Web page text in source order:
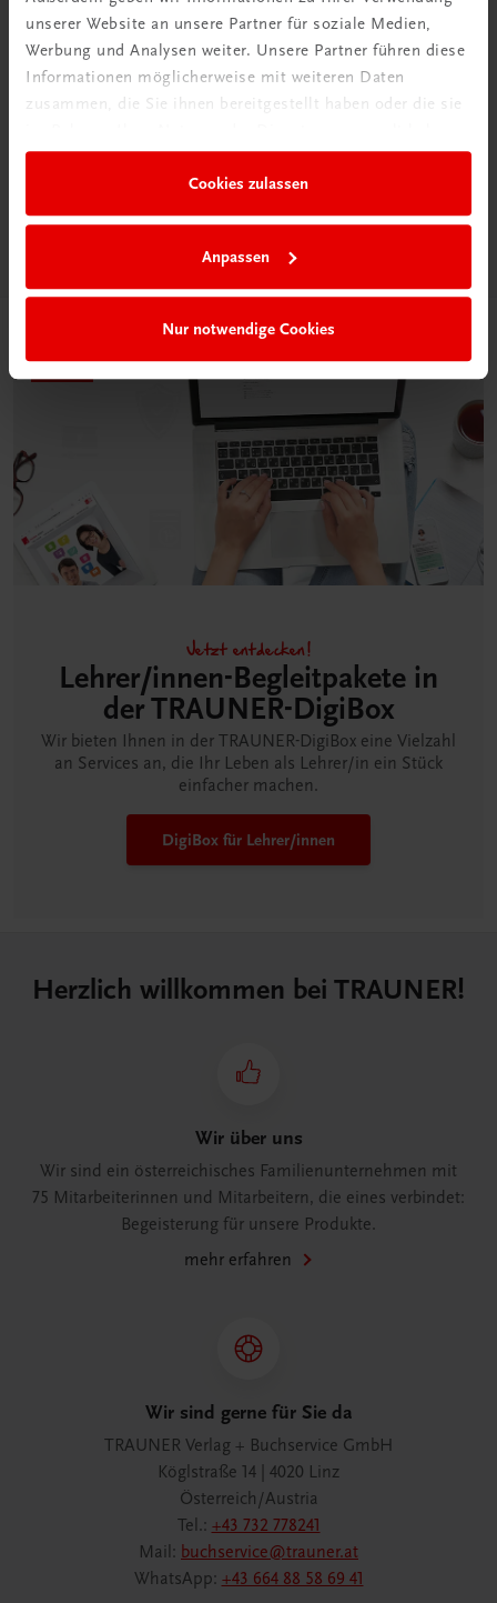
unserer Website an unsere Partner für soziale Medien,
Werbung und Analysen weiter. Unsere Partner führen diese
Informationen möglicherweise mit weiteren Daten
zusammen, die Sie ihnen bereitgestellt haben oder die sie
Cookies zulassen
Anpassen
Nur notwendige Cookies
Neu in der DigiBox
Klassenzimmer“
Mehr dazu
Jetzt entdecken!
Lehrer/innen-Begleitpakete in
der TRAUNER-DigiBox
Wir bieten Ihnen in der TRAUNER-DigiBox eine Vielzahl
an Services an, die Ihr Leben als Lehrer/in ein Stück
einfacher machen.
DigiBox für Lehrer/innen
Herzlich willkommen bei TRAUNER!
Wir über uns
Wir sind ein österreichisches Familienunternehmen mit
75 Mitarbeiterinnen und Mitarbeitern, die eines verbindet:
Begeisterung für unsere Produkte.
mehr erfahren
Wir sind gerne für Sie da
TRAUNER Verlag + Buchservice GmbH
Köglstraße 14 | 4020 Linz
Österreich/Austria
Tel.: +43 732 778241
Mail: buchservice@trauner.at
WhatsApp: +43 664 88 58 69 41